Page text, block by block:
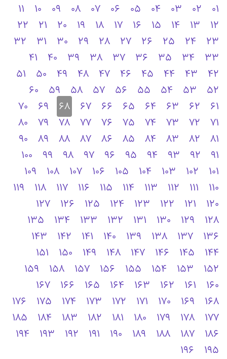
01
02
03
04
05
06
07
08
09
10
11
12
13
14
15
16
17
18
19
20
21
22
23
24
25
26
27
28
29
30
31
32
33
34
35
36
37
38
39
40
41
42
43
44
45
46
47
48
49
50
51
52
53
54
55
56
57
58
59
60
61
62
63
64
65
66
67
68
69
70
71
72
73
74
75
76
77
78
79
80
81
82
83
84
85
86
87
88
89
90
91
92
93
94
95
96
97
98
99
100
101
102
103
104
105
106
107
108
109
110
111
112
113
114
115
116
117
118
119
120
121
122
123
124
125
126
127
128
129
130
131
132
133
134
135
136
137
138
139
140
141
142
143
144
145
146
147
148
149
150
151
152
153
154
155
156
157
158
159
160
161
162
163
164
165
166
167
168
169
170
171
172
173
174
175
176
177
178
179
180
181
182
183
184
185
186
187
188
189
190
191
192
193
194
195
196